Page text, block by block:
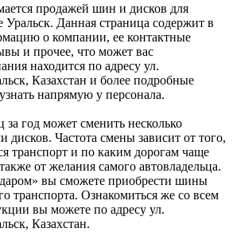
продажей шин и дисков для
Уральск. Данная страница содержит в
о компании, ее контактные
и прочее, что может вас
находится по адресу ул.
Казахстан и более подробные
напрямую у персонала.
год может сменить несколько
Частота смены зависит от того,
транспорт и по каким дорогам чаще
от желания самого автовладельца.
вы сможете приобрести шины
транспорта. Ознакомиться же со всем
вы можете по адресу ул.
Казахстан.